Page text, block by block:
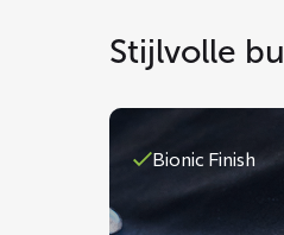
Stijlvolle
Bionic Finish